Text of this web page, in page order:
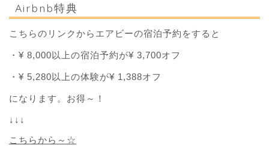
Airbnb特典
こちらのリンクからエアビーの宿泊予約をすると
・¥ 8,000以上の宿泊予約が¥ 3,700オフ
・¥ 5,280以上の体験が¥ 1,388オフ
になります。お得～！
↓↓↓
こちらから～☆